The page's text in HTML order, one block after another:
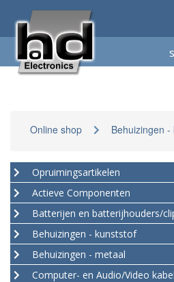
Online shop Behuizingen -
Opruimingsartikelen
Actieve Componenten
Batterijen en batterijhouders/
Behuizingen - kunststof
Behuizingen - metaal
Computer- en Audio/Video